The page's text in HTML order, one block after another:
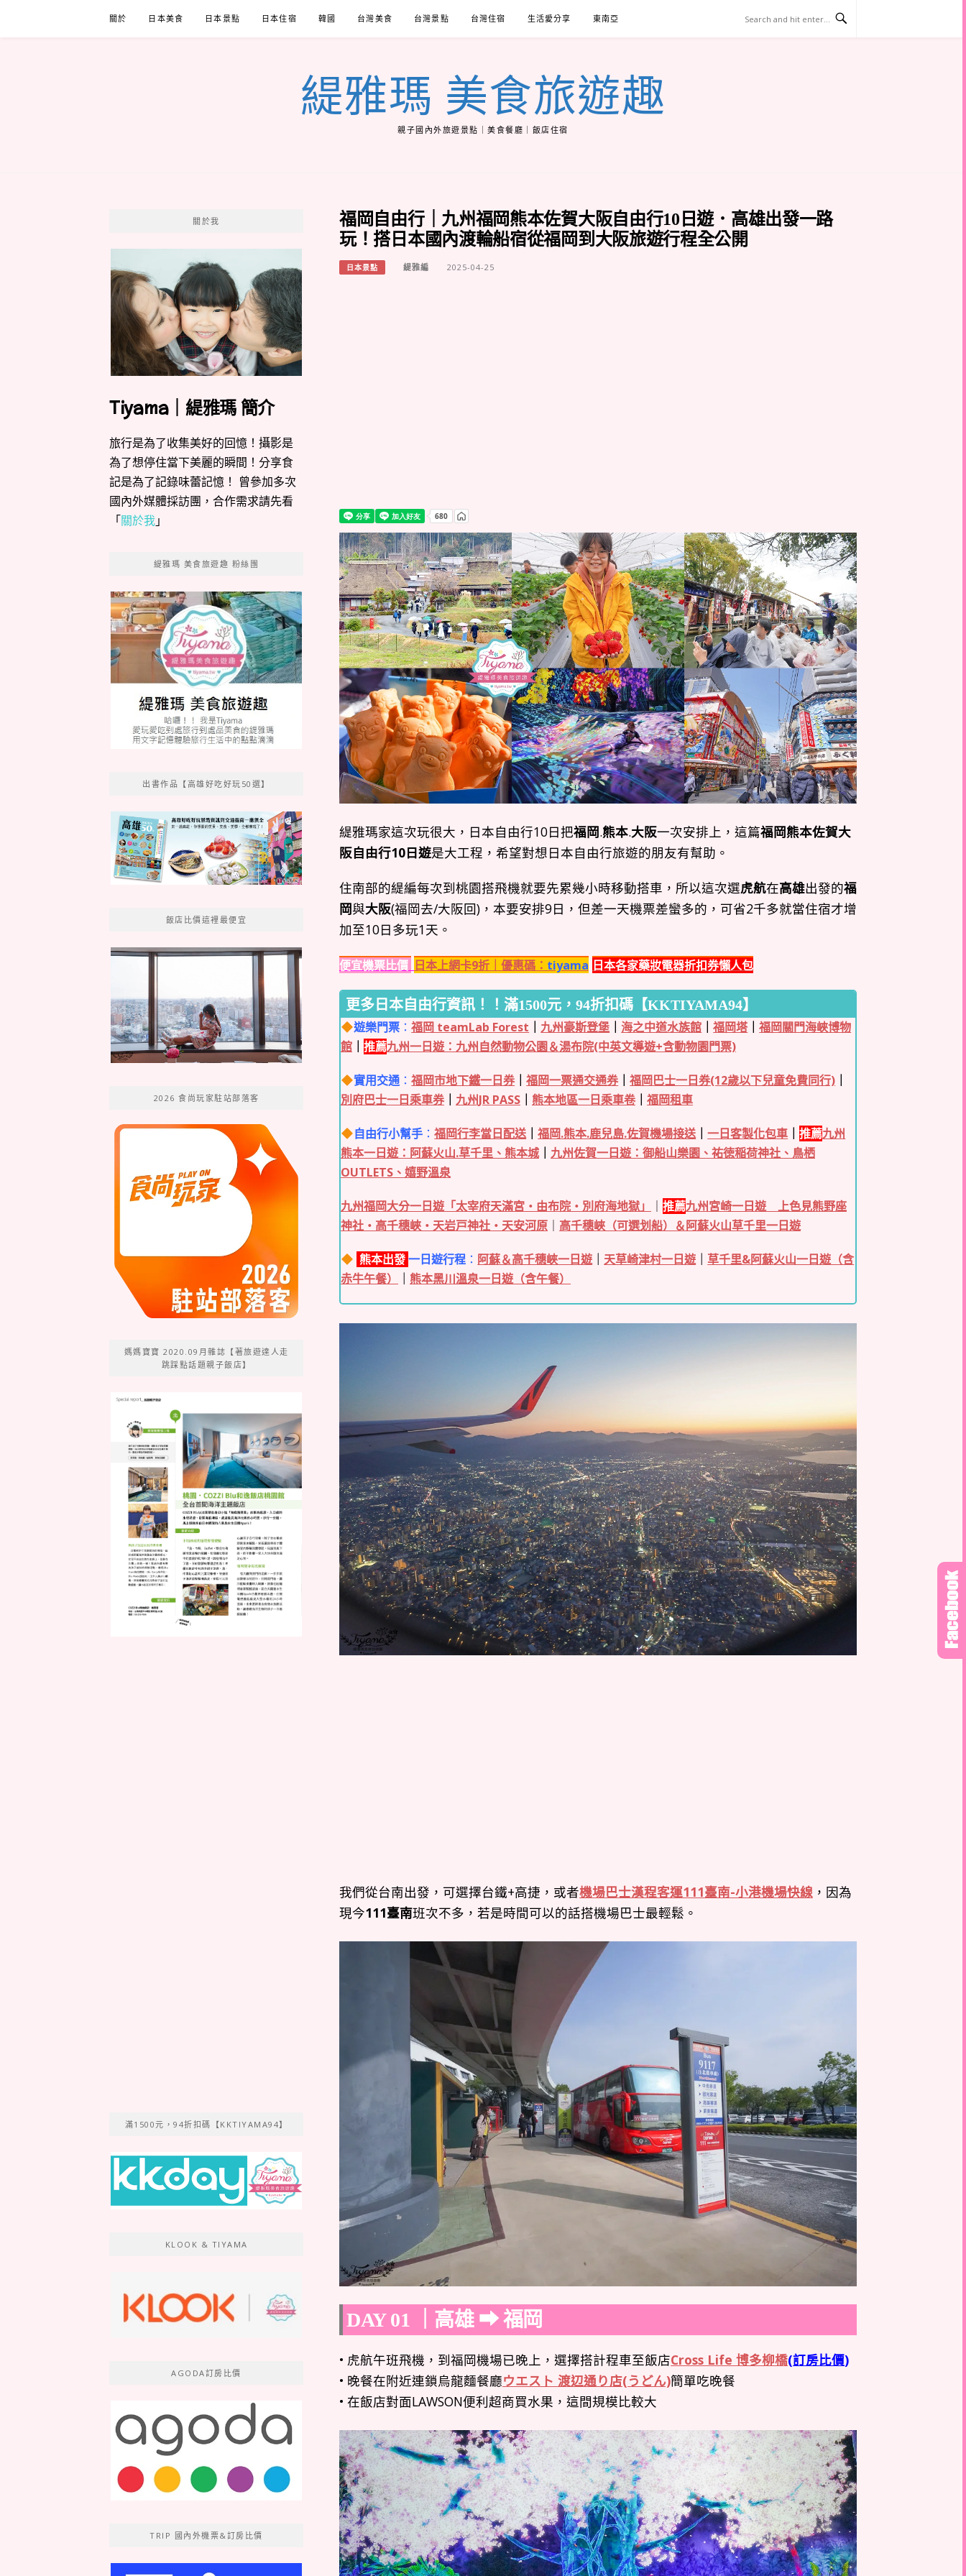
關於 日本美食 日本景點 日本住宿 韓國 台灣美食 台灣景點 台灣住宿 生活愛分享 東南亞
緹雅瑪 美食旅遊趣
親子國內外旅遊景點｜美食餐廳｜飯店住宿
福岡自由行｜九州福岡熊本佐賀大阪自由行10日遊．高雄出發一路
玩！搭日本國內渡輪船宿從福岡到大阪旅遊行程全公開
日本景點 緹雅編 2025-04-25
緹雅瑪家這次玩很大，日本自由行10日把福岡.熊本.大阪一次安排上，這篇福岡熊本佐賀大
阪自由行10日遊是大工程，希望對想日本自由行旅遊的朋友有幫助。
住南部的緹編每次到桃園搭飛機就要先累幾小時移動搭車，所以這次選虎航在高雄出發的福
岡與大阪(福岡去/大阪回)，本要安排9日，但差一天機票差蠻多的，可省2千多就當住宿才增
加至10日多玩1天。
便宜機票比價 日本上網卡9折｜優惠碼： tiyama 日本各家藥妝電器折扣券懶人包
更多日本自由行資訊！！滿1500元，94折扣碼【KKTIYAMA94】
遊樂門票 ：福岡 teamLab Forest 九州豪斯登堡 ｜海之中道水族館 ｜福岡塔 ｜福岡關門海峽博物
館
推薦九州一日遊：九州自然動物公園＆湯布院(中英文導遊+含動物園門票)
實用交通 ：福岡市地下鐵一日券｜福岡一票通交通券｜福岡巴士一日券(12歲以下兒童免費同行)
別府巴士一日乘車券｜ 九州JR PASS 熊本地區一日乘車卷｜ 福岡租車
自由行小幫手 ：福岡行李當日配送｜福岡.熊本.鹿兒島.佐賀機場接送｜一日客製化包車 ｜推薦九州
熊本一日遊：阿蘇火山.草千里、熊本城
九州佐賀一日遊：御船山樂園、祐徳稲荷神社、鳥栖
OUTLETS、嬉野溫泉
九州福岡大分一日遊「太宰府天滿宮・由布院・別府海地獄」 推薦九州宮崎一日遊 上色見熊野座
神社・高千穗峽・天岩戸神社・天安河原
高千穗峽（可選划船）＆阿蘇火山草千里一日遊
熊本出發一日遊行程 ： 阿蘇＆高千穗峽一日遊｜ 天草崎津村一日遊｜ 草千里&阿蘇火山一日遊（含
赤牛午餐）
熊本黑川溫泉一日遊（含午餐）
我們從台南出發，可選擇台鐵+高捷，或者機場巴士漢程客運111臺南-小港機場快線 ，因為
現今111臺南班次不多，若是時間可以的話搭機場巴士最輕鬆。
DAY 01 ｜高雄 ➡︎ 福岡
• 虎航午班飛機，到福岡機場已晚上，選擇搭計程車至飯店Cross Life 博多柳橋(訂房比價)
• 晚餐在附近連鎖烏龍麵餐廳ウエスト 渡辺通り店(うどん)簡單吃晚餐
• 在飯店對面LAWSON便利超商買水果，這間規模比較大
關於我
Tiyama｜緹雅瑪 簡介
旅行是為了收集美好的回憶！攝影是
為了想停住當下美麗的瞬間！分享食
記是為了記錄味蕾記憶！ 曾參加多次
國內外媒體採訪團，合作需求請先看
「關於我」
緹雅瑪 美食旅遊趣 粉絲團
出書作品【高雄好吃好玩50選】
飯店比價這裡最便宜
2026 食尚玩家駐站部落客
媽媽寶寶 2020.09月雜誌【著旅遊達人走
跳踩點話題親子飯店】
滿1500元，94折扣碼【KKTIYAMA94】
KLOOK & TIYAMA
AGODA訂房比價
TRIP 國內外機票&訂房比價